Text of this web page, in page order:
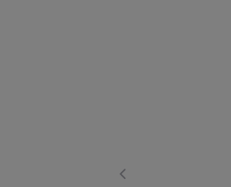
Osprzęt siłowy,